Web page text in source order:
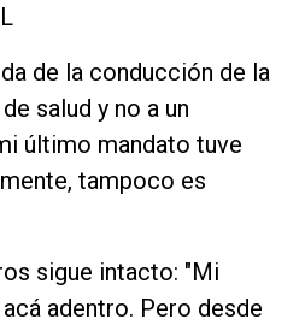
de la conducción de la
salud y no a un
último mandato tuve
tampoco es
sigue intacto: "Mi
adentro. Pero desde